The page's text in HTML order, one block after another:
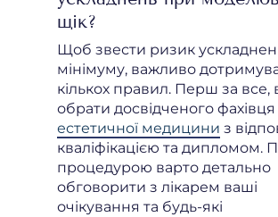
щік?
Щоб звести ризик
мінімуму, важливо
кількох правил. Перш за все,
обрати досвідченого фахівця
естетичної медицини з
кваліфікацією та дипломом.
процедурою варто детально
обговорити з лікарем ваші
очікування та будь-які